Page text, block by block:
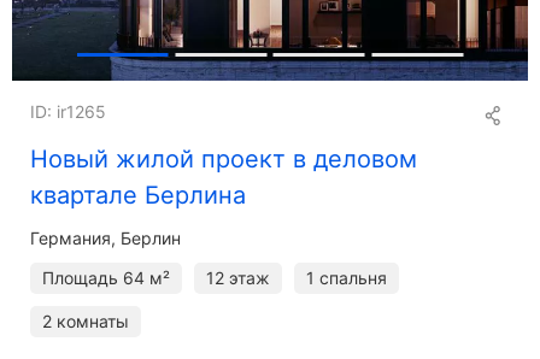
Новый жилой проект в деловом
квартале Берлина
ID: ir1265
Германия, Берлин
Площадь 64 м² 12 этаж 1 спальня
2 комнаты